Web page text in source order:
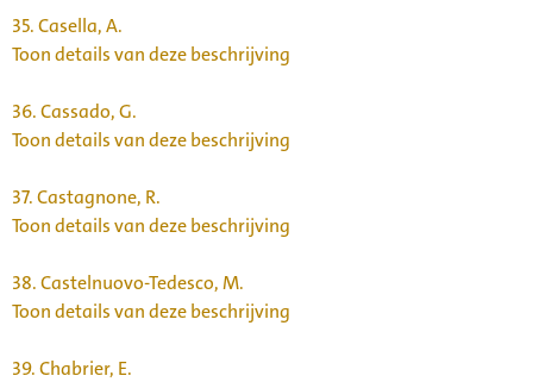
35.Casella, A.
Toon details van deze beschrijving
36.Cassado, G.
Toon details van deze beschrijving
37.Castagnone, R.
Toon details van deze beschrijving
38.Castelnuovo-Tedesco, M.
Toon details van deze beschrijving
39.Chabrier, E.